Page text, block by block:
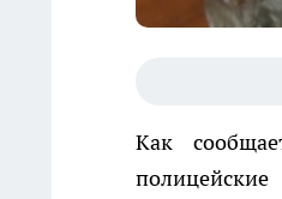
Как